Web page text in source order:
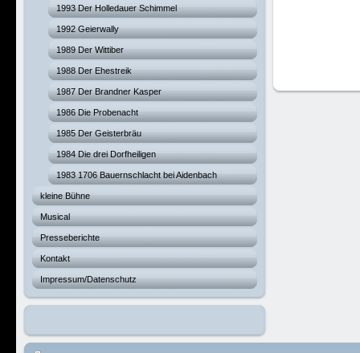
1993 Der Holledauer Schimmel
1992 Geierwally
1989 Der Wittiber
1988 Der Ehestreik
1987 Der Brandner Kasper
1986 Die Probenacht
1985 Der Geisterbräu
1984 Die drei Dorfheiligen
1983 1706 Bauernschlacht bei Aidenbach
kleine Bühne
Musical
Presseberichte
Kontakt
Impressum/Datenschutz